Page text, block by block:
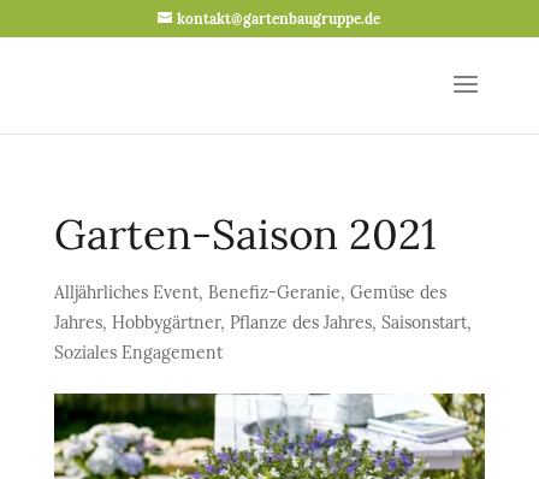
kontakt@gartenbaugruppe.de
Garten-Saison 2021
Alljährliches Event, Benefiz-Geranie, Gemüse des
Jahres, Hobbygärtner, Pflanze des Jahres, Saisonstart,
Soziales Engagement